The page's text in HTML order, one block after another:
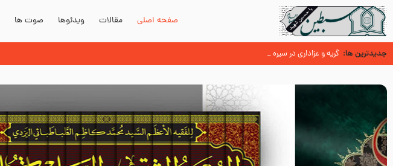
صفحه اصلی مقالات ویدئوها صوت ها
جدیدترین ها: گریه و عزاداری در سیره و سنت پیامبر از منابع اهل سنت
عُمَر با گفتن “حسبنا كتاب اللّه ” به مخالفت با رسول اللّه برخاست
سوزدل جا مانده‌ای از زیارت اربعین